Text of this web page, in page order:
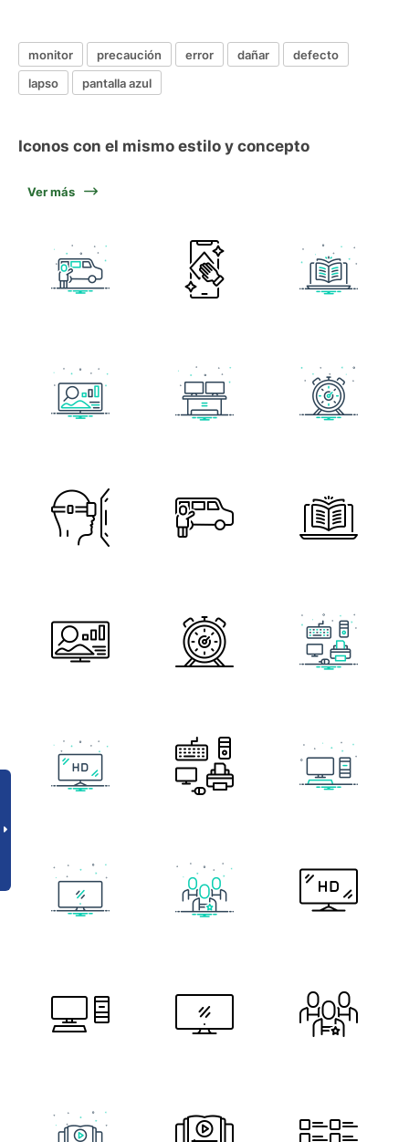
monitor precaución error dañar
defecto
lapso
pantalla azul
Iconos con el mismo estilo y concepto
Ver más